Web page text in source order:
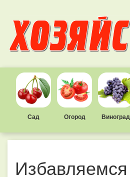
Сад Огород Виноград